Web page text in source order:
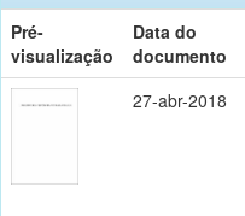
Pré-
visualização
Data do
documento
27-abr-2018